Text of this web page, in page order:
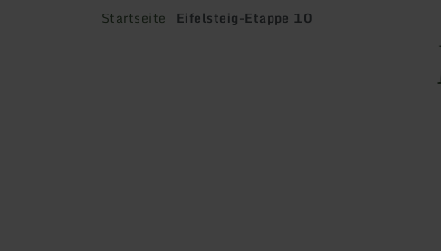
Startseite Eifelsteig-Etappe 10